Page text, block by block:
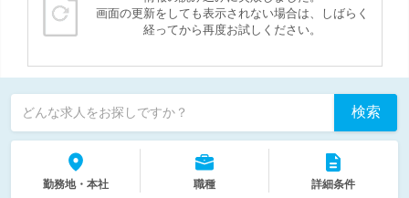
画面の更新をしても表示されない場合は、しばらく
経ってから再度お試しください。
どんな求人をお探しですか？ 検索
勤務地・本社 職種 詳細条件